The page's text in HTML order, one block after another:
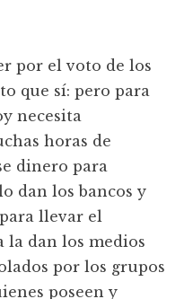
por el voto de los
que sí: pero para
necesita
horas de
dinero para
dan los bancos y
llevar el
la dan los medios
por los grupos
poseen y